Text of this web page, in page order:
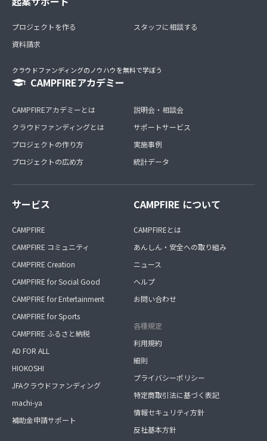
プロジェクトを作る
資料請求
スタッフに相談する
クラウドファンディングのノウハウを無料で学ぼう
CAMPFIREアカデミー
CAMPFIREアカデミーとは
クラウドファンディングとは
プロジェクトの作り方
プロジェクトの広め方
説明会・相談会
サポートサービス
実施事例
統計データ
サービス
CAMPFIRE
CAMPFIRE コミュニティ
CAMPFIRE Creation
CAMPFIRE for Social Good
CAMPFIRE for Entertainment
CAMPFIRE for Sports
CAMPFIRE ふるさと納税
AD FOR ALL
HIOKOSHI
JFAクラウドファンディング
machi-ya
補助金申請サポート
CAMPFIRE について
CAMPFIREとは
あんしん・安全への取り組み
ニュース
ヘルプ
お問い合わせ
各種規定
利用規約
細則
プライバシーポリシー
特定商取引法に基づく表記
情報セキュリティ方針
反社基本方針